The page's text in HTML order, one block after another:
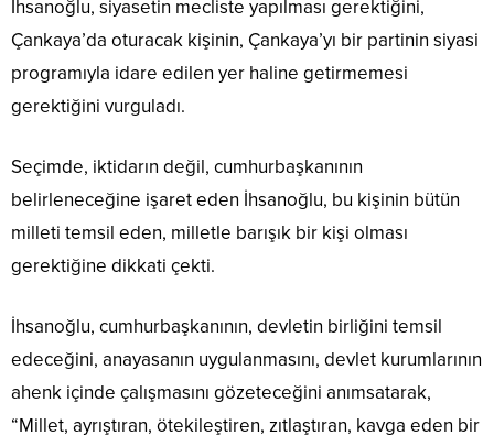
İhsanoğlu, siyasetin mecliste yapılması gerektiğini,
Çankaya’da oturacak kişinin, Çankaya’yı bir partinin siyasi
programıyla idare edilen yer haline getirmemesi
gerektiğini vurguladı.
Seçimde, iktidarın değil, cumhurbaşkanının
belirleneceğine işaret eden İhsanoğlu, bu kişinin bütün
milleti temsil eden, milletle barışık bir kişi olması
gerektiğine dikkati çekti.
İhsanoğlu, cumhurbaşkanının, devletin birliğini temsil
edeceğini, anayasanın uygulanmasını, devlet kurumlarının
ahenk içinde çalışmasını gözeteceğini anımsatarak,
“Millet, ayrıştıran, ötekileştiren, zıtlaştıran, kavga eden bir